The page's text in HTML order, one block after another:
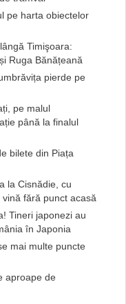
pe harta obiectelor
Timişoara:
Ruga Bănățeană
pierde pe
pe malul
până la finalul
bilete din Piața
la Cisnădie, cu
fără punct acasă
Tineri japonezi au
în Japonia
mai multe puncte
aproape de